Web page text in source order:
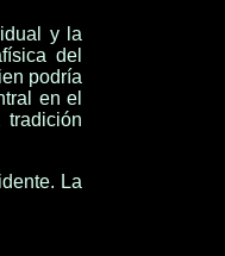
y la
del
podría
en el
tradición
La